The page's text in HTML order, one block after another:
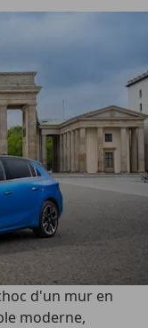
d'un mur en
moderne,